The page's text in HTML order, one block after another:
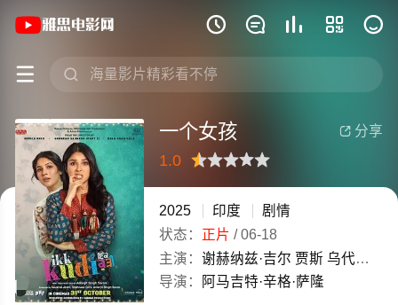
    
 
《一个女孩》(2025)印度旁遮普语高清
 分享
一个女孩
1.0
很差较差还行推荐力荐
2025 印度
剧情
状态： 正片 /06-18
主演： 谢赫纳兹·吉尔 贾斯 乌代比尔·桑杜
导演：
阿马吉特·辛格·萨隆